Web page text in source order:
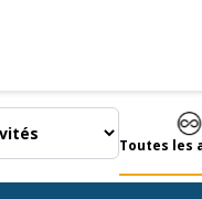
Toutes les